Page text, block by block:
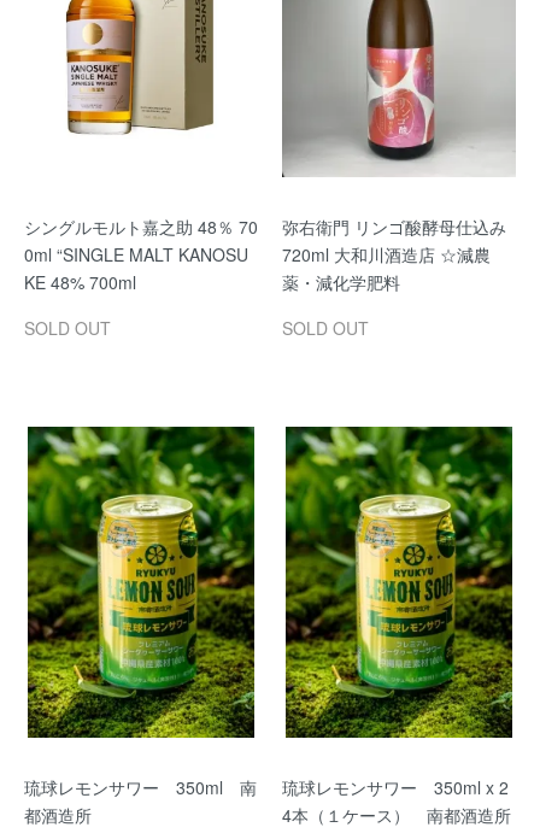
シングルモルト嘉之助 48％ 70
0ml “SINGLE MALT KANOSU
KE 48% 700ml
SOLD OUT
弥右衛門 リンゴ酸酵母仕込み
720ml 大和川酒造店 ☆減農
薬・減化学肥料
SOLD OUT
琉球レモンサワー 350ml 南
都酒造所
琉球レモンサワー 350ml x 2
4本（１ケース） 南都酒造所